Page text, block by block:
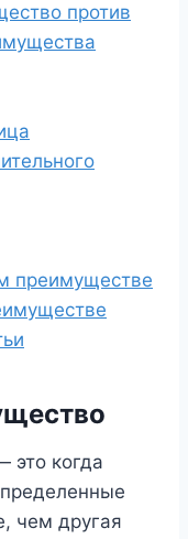
против
преимуществе
это когда
чем другая